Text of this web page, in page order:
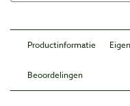
Productinformatie
Beoordelingen